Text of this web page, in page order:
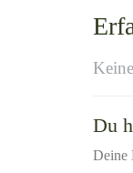
Du
Deine